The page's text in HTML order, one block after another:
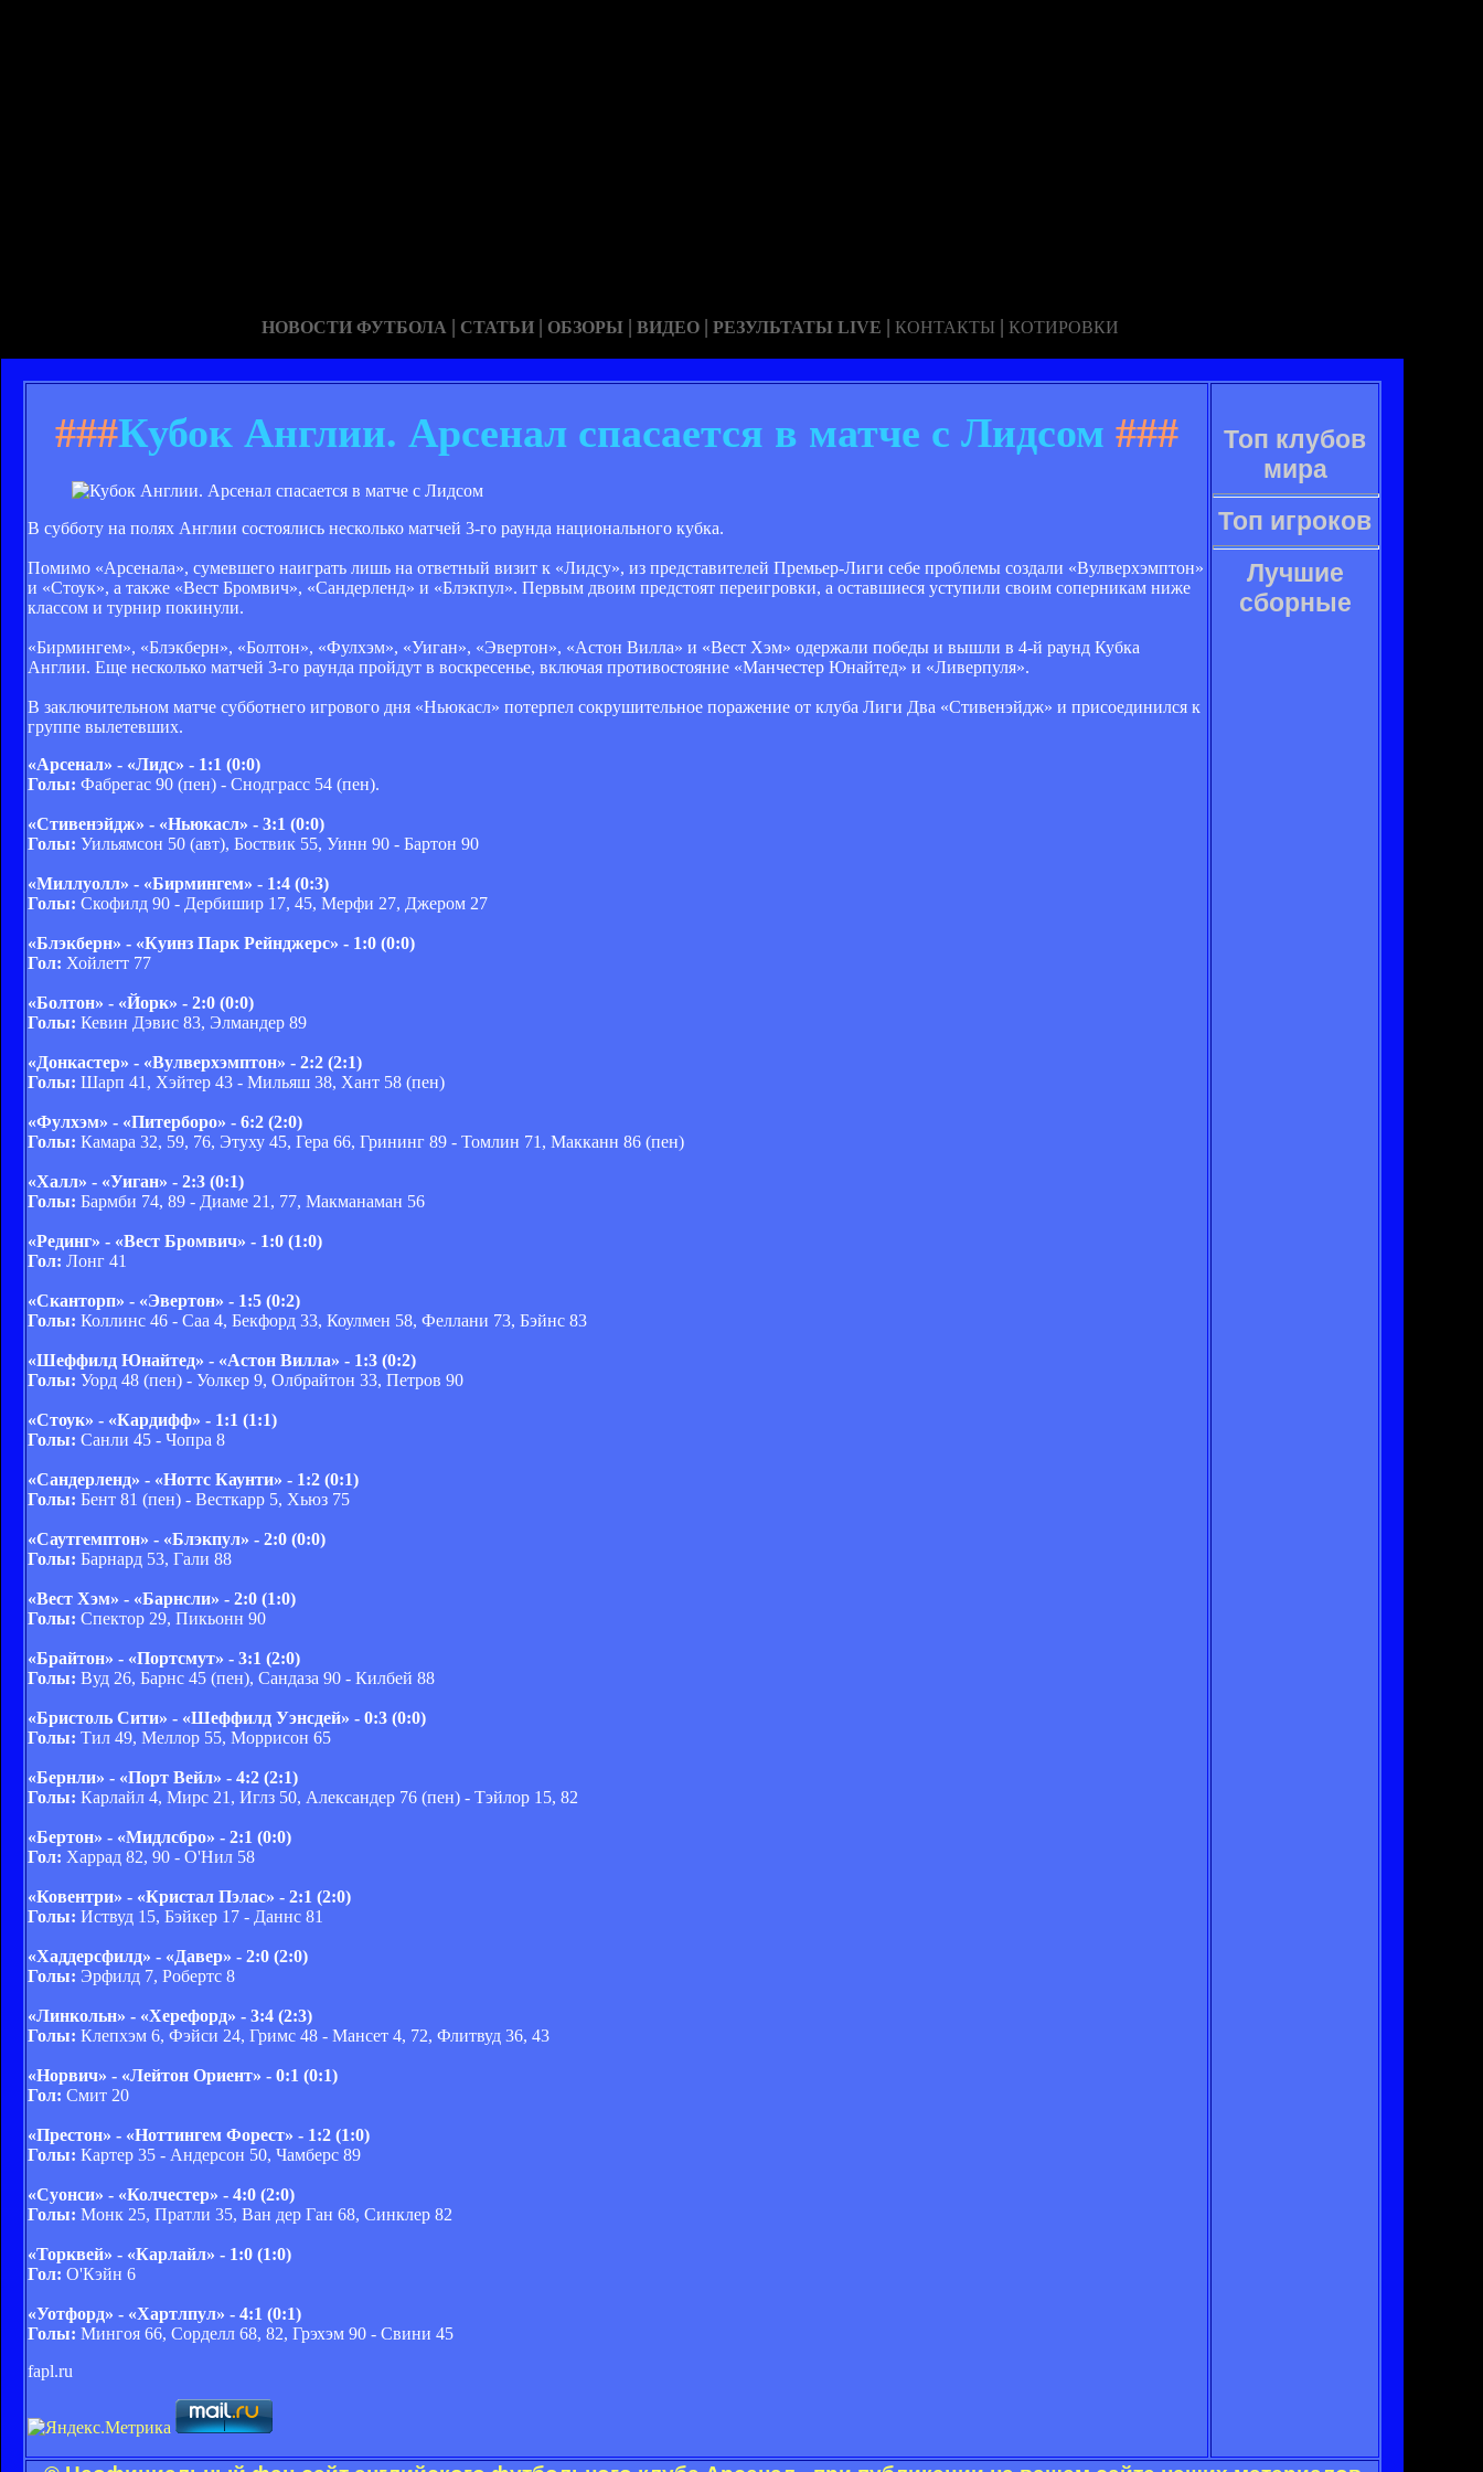
НОВОСТИ ФУТБОЛА | СТАТЬИ | ОБЗОРЫ | ВИДЕО | РЕЗУЛЬТАТЫ LIVE | КОНТАКТЫ | КОТИРОВКИ
###Кубок Англии. Арсенал спасается в матче с Лидсом ###
В субботу на полях Англии состоялись несколько матчей 3-го раунда национального кубка.
Помимо «Арсенала», сумевшего наиграть лишь на ответный визит к «Лидсу», из представителей Премьер-Лиги себе проблемы создали «Вулверхэмптон»
и «Стоук», а также «Вест Бромвич», «Сандерленд» и «Блэкпул». Первым двоим предстоят переигровки, а оставшиеся уступили своим соперникам ниже
классом и турнир покинули.
«Бирмингем», «Блэкберн», «Болтон», «Фулхэм», «Уиган», «Эвертон», «Астон Вилла» и «Вест Хэм» одержали победы и вышли в 4-й раунд Кубка
Англии. Еще несколько матчей 3-го раунда пройдут в воскресенье, включая противостояние «Манчестер Юнайтед» и «Ливерпуля».
В заключительном матче субботнего игрового дня «Ньюкасл» потерпел сокрушительное поражение от клуба Лиги Два «Стивенэйдж» и присоединился к
группе вылетевших.
«Арсенал» - «Лидс» - 1:1 (0:0)
Голы: Фабрегас 90 (пен) - Снодграсс 54 (пен).
«Стивенэйдж» - «Ньюкасл» - 3:1 (0:0)
Голы: Уильямсон 50 (авт), Боствик 55, Уинн 90 - Бартон 90
«Миллуолл» - «Бирмингем» - 1:4 (0:3)
Голы: Скофилд 90 - Дербишир 17, 45, Мерфи 27, Джером 27
«Блэкберн» - «Куинз Парк Рейнджерс» - 1:0 (0:0)
Гол: Хойлетт 77
«Болтон» - «Йорк» - 2:0 (0:0)
Голы: Кевин Дэвис 83, Элмандер 89
«Донкастер» - «Вулверхэмптон» - 2:2 (2:1)
Голы: Шарп 41, Хэйтер 43 - Мильяш 38, Хант 58 (пен)
«Фулхэм» - «Питерборо» - 6:2 (2:0)
Голы: Камара 32, 59, 76, Этуху 45, Гера 66, Грининг 89 - Томлин 71, Макканн 86 (пен)
«Халл» - «Уиган» - 2:3 (0:1)
Голы: Бармби 74, 89 - Диаме 21, 77, Макманаман 56
«Рединг» - «Вест Бромвич» - 1:0 (1:0)
Гол: Лонг 41
«Сканторп» - «Эвертон» - 1:5 (0:2)
Голы: Коллинс 46 - Саа 4, Бекфорд 33, Коулмен 58, Феллани 73, Бэйнс 83
«Шеффилд Юнайтед» - «Астон Вилла» - 1:3 (0:2)
Голы: Уорд 48 (пен) - Уолкер 9, Олбрайтон 33, Петров 90
«Стоук» - «Кардифф» - 1:1 (1:1)
Голы: Санли 45 - Чопра 8
«Сандерленд» - «Ноттс Каунти» - 1:2 (0:1)
Голы: Бент 81 (пен) - Весткарр 5, Хьюз 75
«Саутгемптон» - «Блэкпул» - 2:0 (0:0)
Голы: Барнард 53, Гали 88
«Вест Хэм» - «Барнсли» - 2:0 (1:0)
Голы: Спектор 29, Пикьонн 90
«Брайтон» - «Портсмут» - 3:1 (2:0)
Голы: Вуд 26, Барнс 45 (пен), Сандаза 90 - Килбей 88
«Бристоль Сити» - «Шеффилд Уэнсдей» - 0:3 (0:0)
Голы: Тил 49, Меллор 55, Моррисон 65
«Бернли» - «Порт Вейл» - 4:2 (2:1)
Голы: Карлайл 4, Мирс 21, Иглз 50, Александер 76 (пен) - Тэйлор 15, 82
«Бертон» - «Мидлсбро» - 2:1 (0:0)
Гол: Харрад 82, 90 - О'Нил 58
«Ковентри» - «Кристал Пэлас» - 2:1 (2:0)
Голы: Иствуд 15, Бэйкер 17 - Даннс 81
«Хаддерсфилд» - «Давер» - 2:0 (2:0)
Голы: Эрфилд 7, Робертс 8
«Линкольн» - «Херефорд» - 3:4 (2:3)
Голы: Клепхэм 6, Фэйси 24, Гримс 48 - Мансет 4, 72, Флитвуд 36, 43
«Норвич» - «Лейтон Ориент» - 0:1 (0:1)
Гол: Смит 20
«Престон» - «Ноттингем Форест» - 1:2 (1:0)
Голы: Картер 35 - Андерсон 50, Чамберс 89
«Суонси» - «Колчестер» - 4:0 (2:0)
Голы: Монк 25, Пратли 35, Ван дер Ган 68, Синклер 82
«Торквей» - «Карлайл» - 1:0 (1:0)
Гол: О'Кэйн 6
«Уотфорд» - «Хартлпул» - 4:1 (0:1)
Голы: Мингоя 66, Сорделл 68, 82, Грэхэм 90 - Свини 45
fapl.ru
Топ клубов
мира
Топ игроков
Лучшие
сборные